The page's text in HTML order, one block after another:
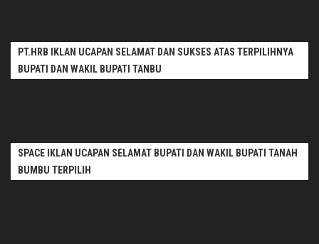
PT.HRB IKLAN UCAPAN SELAMAT DAN SUKSES ATAS TERPILIHNYA
BUPATI DAN WAKIL BUPATI TANBU
SPACE IKLAN UCAPAN SELAMAT BUPATI DAN WAKIL BUPATI TANAH
BUMBU TERPILIH